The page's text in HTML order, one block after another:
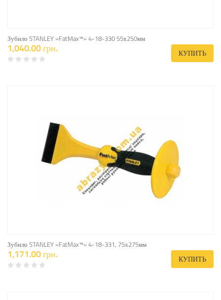
Зубило STANLEY »FatMax™» 4-18-330 55х250мм
1,040.00 грн. КУПИТЬ
Зубило STANLEY »FatMax™» 4-18-331, 75х275мм
1,171.00 грн. КУПИТЬ